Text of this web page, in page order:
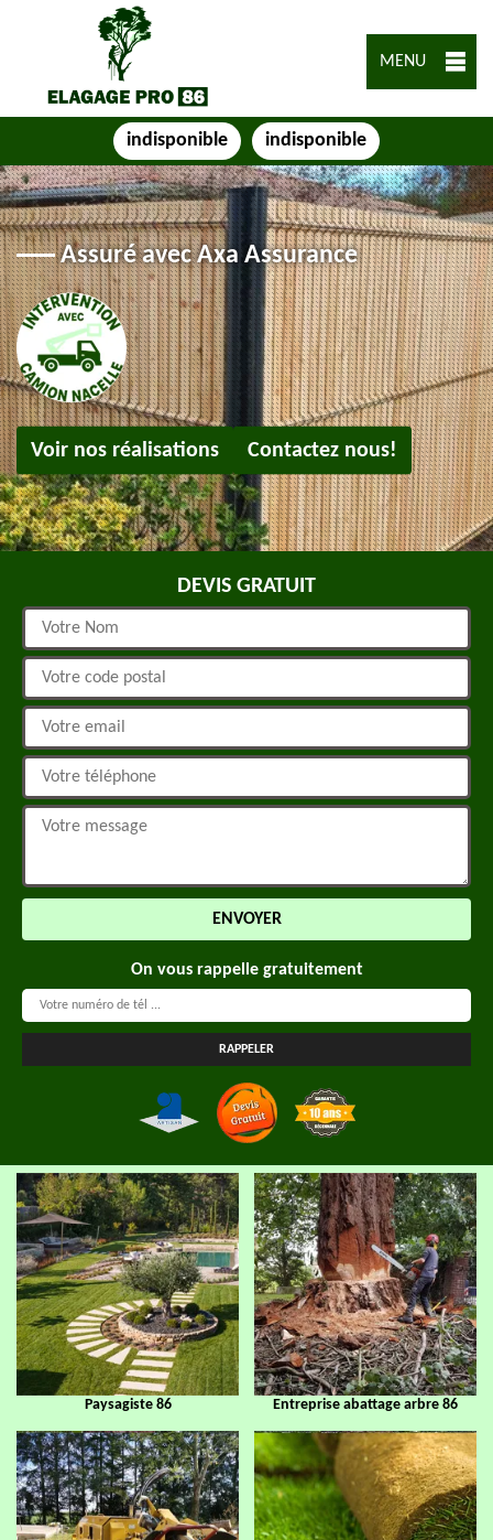
MENU
indisponible indisponible
Assuré avec Axa Assurance
Voir nos réalisations Contactez nous!
DEVIS GRATUIT
On vous rappelle gratuitement
Paysagiste 86 Entreprise abattage arbre 86